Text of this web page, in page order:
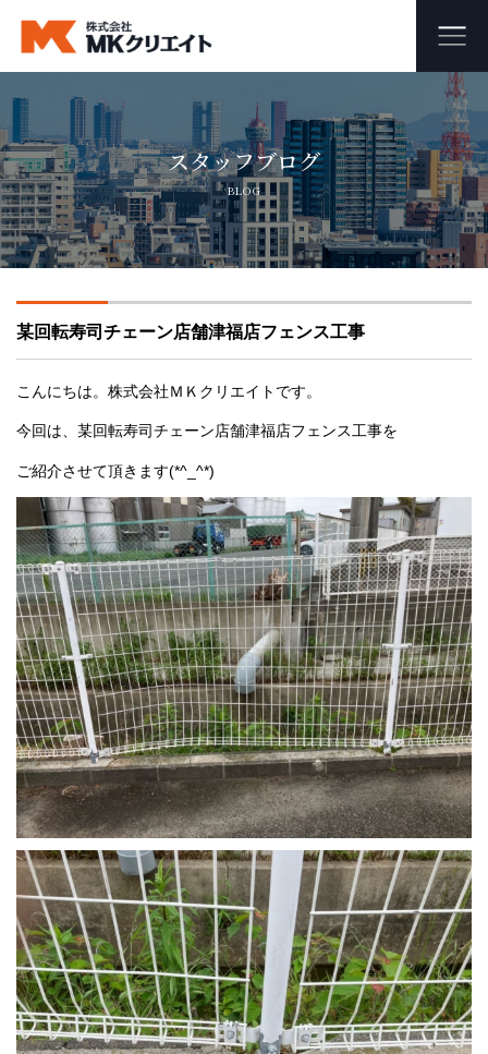
ホーム
MKクリエイトのワンストップ自社施工
ビル・マンション・商業施設の大規模修繕工事
外壁塗装・防水工事
オフィス・店舗の内装リフォーム・リノベーション
足場組み立て・解体工事
採用情報
プライバシーポリシー
お問い合わせ
施工事例
お知らせ
スタッフブログ
スタッフブログ
BLOG
某回転寿司チェーン店舗津福店フェンス工事
こんにちは。株式会社ＭＫクリエイトです。
今回は、某回転寿司チェーン店舗津福店フェンス工事を
ご紹介させて頂きます(*^_^*)